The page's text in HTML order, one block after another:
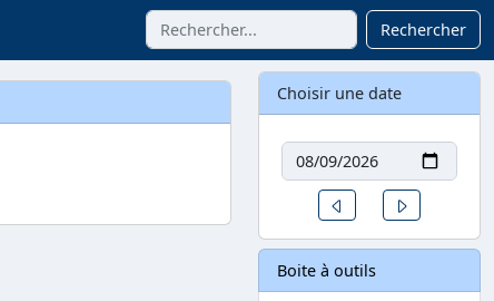
Rechercher
Choisir une date
Date
Un jour avant
Boite à outils